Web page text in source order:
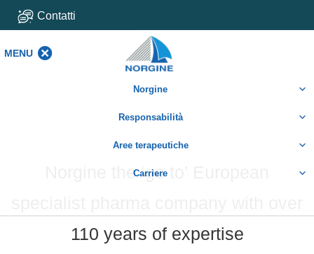
Contatti
MENU
Norgine
Responsabilità
Aree terapeutiche
Carriere
Norgine the ‘go to’ European
110 years of expertise